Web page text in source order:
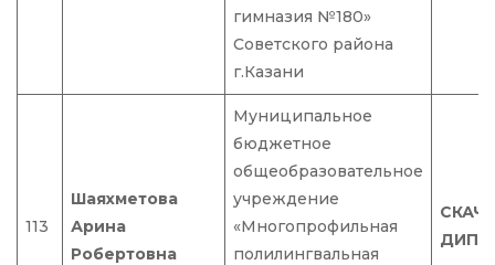
гимназия №180»
Советского района
г.Казани
113
Шаяхметова
Арина
Робертовна
Муниципальное
бюджетное
общеобразовательное
учреждение
«Многопрофильная
полилингвальная